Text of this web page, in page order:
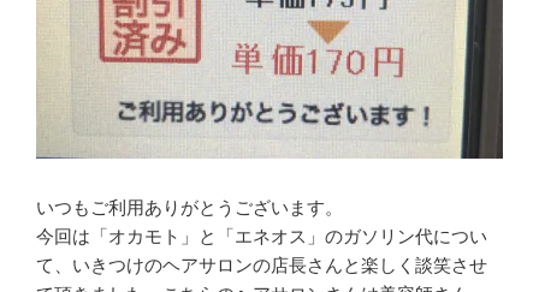
いつもご利用ありがとうございます。
今回は「オカモト」と「エネオス」のガソリン代につい
て、いきつけのヘアサロンの店長さんと楽しく談笑させ